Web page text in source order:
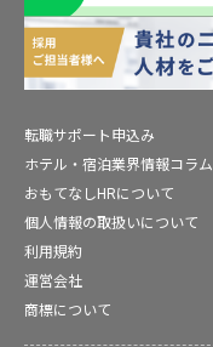
転職サポート申込み
ホテル・宿泊業界情報コラム
おもてなしHRについて
個人情報の取扱いについて
利用規約
運営会社
商標について